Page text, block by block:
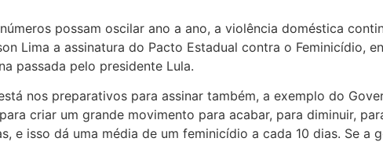
possam oscilar ano a ano, a violência doméstica
Lima a assinatura do Pacto Estadual contra o Feminicídio,
passada pelo presidente Lula.
nos preparativos para assinar também, a exemplo do
criar um grande movimento para acabar, para diminuir,
e isso dá uma média de um feminicídio a cada 10 dias. Se a